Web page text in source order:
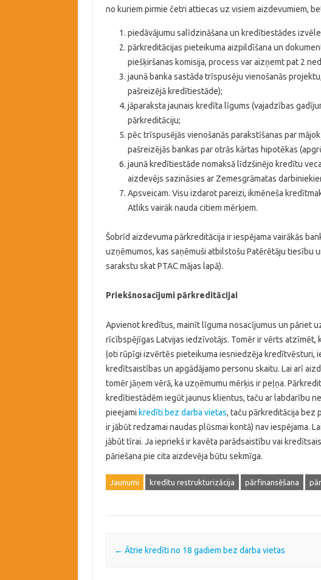
no kuriem pirmie četri attiecas uz visiem aizdevumiem,
piedāvājumu salīdzināšana un kredītiestādes
pārkreditācijas pieteikuma aizpildīšana un
piešķiršanas komisija, process var aizņemt pat 2
jaunā banka sastāda trīspusēju vienošanās
pašreizējā kredītiestāde);
jāparaksta jaunais kredīta līgums (vajadzības
pārkreditāciju;
pēc trīspusējās vienošanās parakstīšanas par
pašreizējās bankas par otrās kārtas hipotēkas
jaunā kredītiestāde nomaksā līdzšinējo kredītu
aizdevējs sazināsies ar Zemesgrāmatas
Apsveicam. Visu izdarot pareizi, ikmēneša
Atliks vairāk nauda citiem mērķiem.
Šobrīd aizdevuma pārkreditācija ir iespējama vairākās
uzņēmumos, kas saņēmuši atbilstošu Patērētāju tiesību
sarakstu skat PTAC mājas lapā).
Priekšnosacījumi pārkreditācijai
Apvienot kredītus, mainīt līguma nosacījumus un pāriet
rīcībspējīgas Latvijas iedzīvotājs. Tomēr ir vērts atzīmēt,
ļoti rūpīgi izvērtēs pieteikuma iesniedzēja kredītvēsturi,
kredītsaistības un apgādājamo personu skaitu. Lai arī
tomēr jāņem vērā, ka uzņēmumu mērķis ir peļņa.
kredītiestādēm iegūt jaunus klientus, taču ar labdarību
pieejami kredīti bez darba vietas, taču pārkreditācija bez
ir jābūt redzamai naudas plūsmai kontā) nav iespējama.
jābūt tīrai. Ja iepriekš ir kavēta parādsaistību vai
pāriešana pie cita aizdevēja būtu sekmīga.
Jaunumi kredītu restrukturizācija pārfinansēšana
Post navigation
← Ātrie kredīti no 18 gadiem bez darba vietas